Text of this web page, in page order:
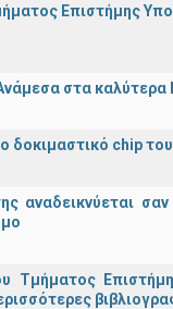
Επιστήμης
στα καλύτερα
δοκιμαστικό chip
αναδεικνύεται
Τμήματος